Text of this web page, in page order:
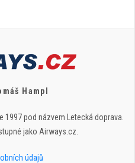
Hampl
1997 pod názvem Letecká doprava.
jako Airways.cz.
údajů